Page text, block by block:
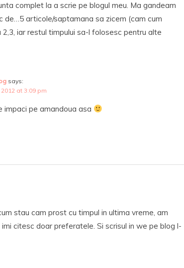
complet la a scrie pe blogul meu. Ma gandeam
de…5 articole/saptamana sa zicem (cam cum
iar restul timpului sa-l folosesc pentru alte
says:
2012 at 3:09 pm
impaci pe amandoua asa
stau cam prost cu timpul in ultima vreme, am
citesc doar preferatele. Si scrisul in we pe blog l-